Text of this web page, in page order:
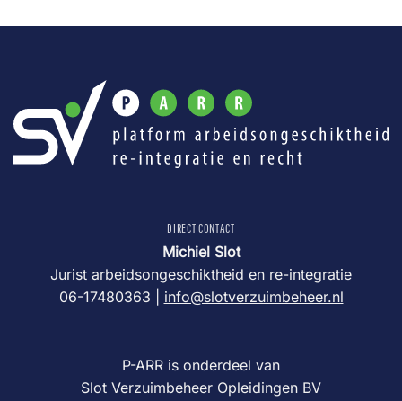
DIRECT CONTACT
Michiel Slot
Jurist arbeidsongeschiktheid en re-integratie
06-17480363 | info@slotverzuimbeheer.nl
P-ARR is onderdeel van
Slot Verzuimbeheer Opleidingen BV